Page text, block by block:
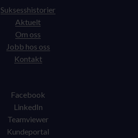
Suksesshistorier
Aktuelt
Om oss
Jobb hos oss
Kontakt
Facebook
LinkedIn
Teamviewer
Kundeportal